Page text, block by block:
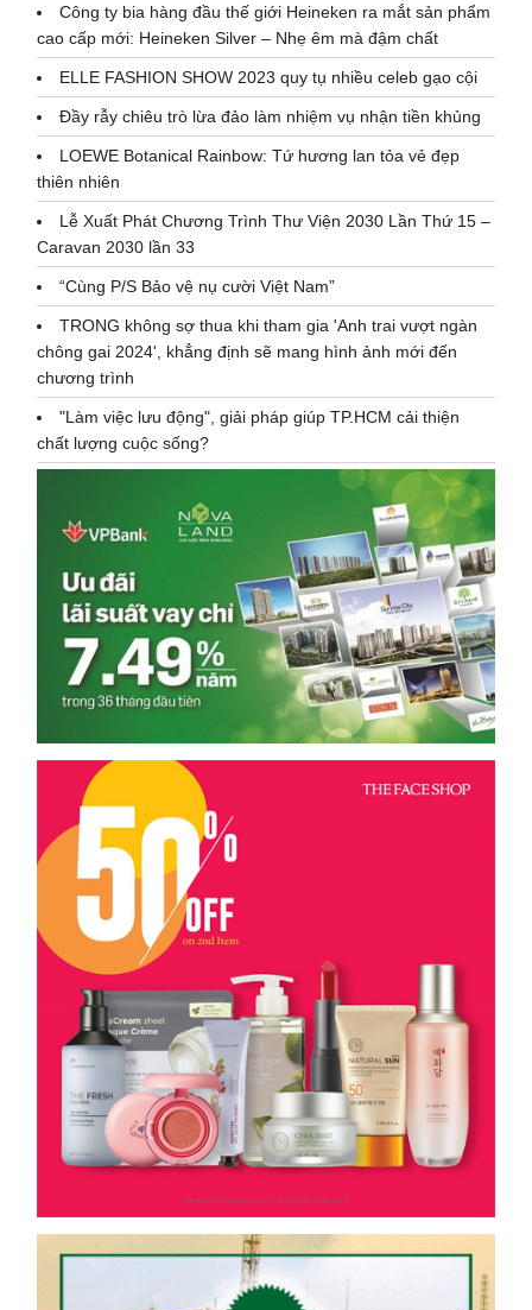
Công ty bia hàng đầu thế giới Heineken ra mắt sản phẩm
cao cấp mới: Heineken Silver – Nhẹ êm mà đậm chất
ELLE FASHION SHOW 2023 quy tụ nhiều celeb gạo cội
Đầy rẫy chiêu trò lừa đảo làm nhiệm vụ nhận tiền khủng
LOEWE Botanical Rainbow: Tứ hương lan tỏa vẻ đẹp
thiên nhiên
Lễ Xuất Phát Chương Trình Thư Viện 2030 Lần Thứ 15 –
Caravan 2030 lần 33
“Cùng P/S Bảo vệ nụ cười Việt Nam”
TRONG không sợ thua khi tham gia 'Anh trai vượt ngàn
chông gai 2024', khẳng định sẽ mang hình ảnh mới đến
chương trình
"Làm việc lưu động", giải pháp giúp TP.HCM cải thiện
chất lượng cuộc sống?